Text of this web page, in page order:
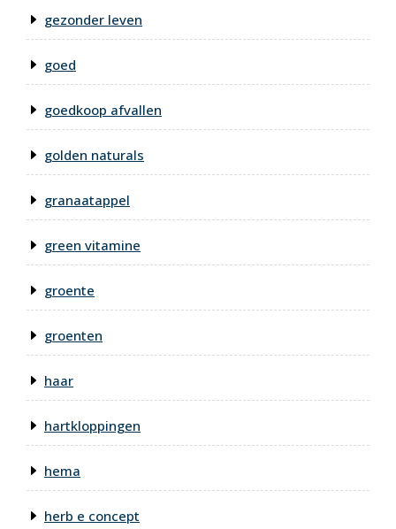
gezonder leven
goed
goedkoop afvallen
golden naturals
granaatappel
green vitamine
groente
groenten
haar
hartkloppingen
hema
herb e concept